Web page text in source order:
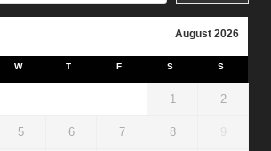
August 2026
W T F S S
1 2
5 6 7 8